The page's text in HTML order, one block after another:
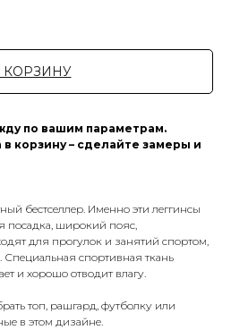
КОРЗИНУ
по вашим параметрам.
корзину – сделайте замеры и
бестселлер. Именно эти леггинсы
посадка, широкий пояс,
для прогулок и занятий спортом,
Специальная спортивная ткань
и хорошо отводит влагу.
топ, рашгард, футболку или
в этом дизайне.